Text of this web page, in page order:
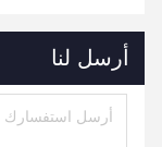
أرسل لنا